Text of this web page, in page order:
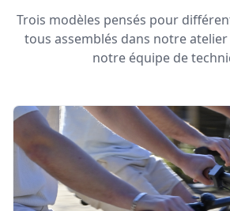
Trois modèles pensés pour
tous assemblés dans notre
notre équipe de